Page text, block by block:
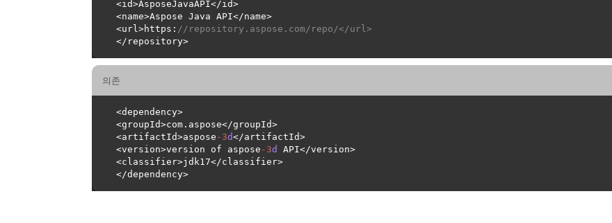
<url>https: //repository.aspose.com/repo/</url>
의존
<artifactId>aspose - 3d
<version>version of aspose - 3d